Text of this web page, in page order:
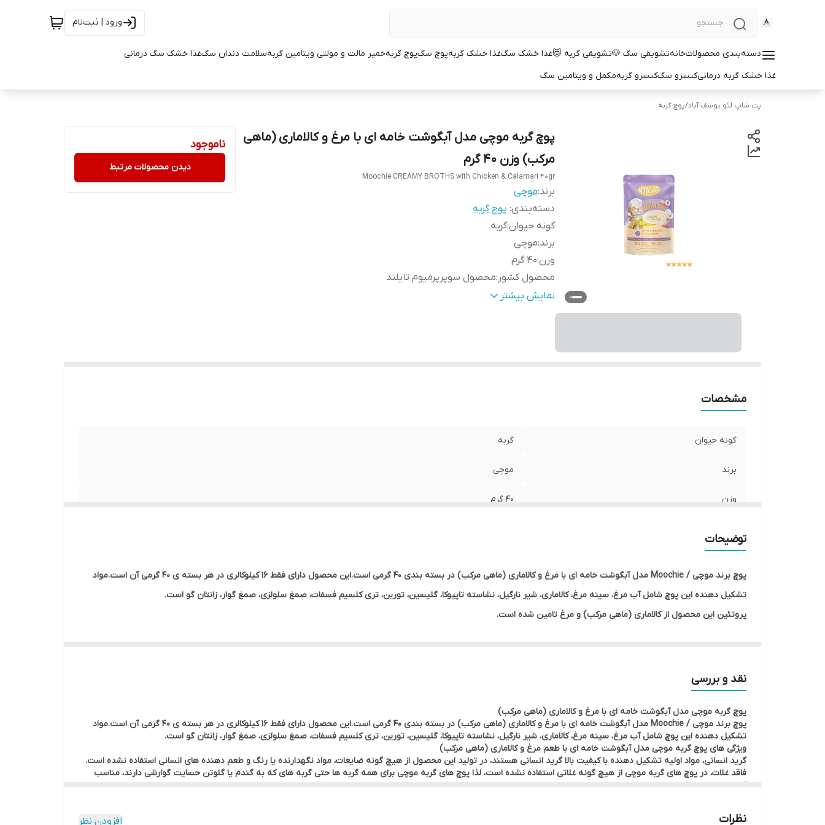
ورود | ثبت‌نام
دسته‌بندی محصولاتخانهتشویقی سگ 🐶تشویقی گربه 😻غذا خشک سگغذا خشک گربهپوچ سگپوچ گربهخمیر مالت و مولتی ویتامین گربهسلامت دندان سگغذا خشک سگ درمانی
غذا خشک گربه درمانیکنسرو سگکنسرو گربهمکمل و ویتامین سگ
پت شاپ لئو یوسف آباد/پوچ گربه
پوچ گربه موچی مدل آبگوشت خامه ای با مرغ و کالاماری (ماهی
مرکب) وزن 40 گرم
Moochie CREAMY BROTHS with Chicken & Calamari 40gr
برند:موچی
دسته‌بندی: پوچ گربه
گونه حیوان:گربه
برند:موچی
وزن:40 گرم
محصول کشور :محصول سوپرپرمیوم تایلند
طعم:مرغ و کالاماری
نمایش بیشتر
ناموجود
دیدن محصولات مرتبط
مشخصات
گونه حیوان گربه
برند موچی
وزن 40 گرم
توضیحات
پوچ برند موچی / Moochie مدل آبگوشت خامه ای با مرغ و کالاماری (ماهی مرکب) در بسته بندی ۴۰ گرمی است.این محصول دارای فقط ۱۶ کیلوکالری در هر بسته ی ۴۰ گرمی آن است.مواد
تشکیل دهنده این پوچ شامل آب مرغ، سینه مرغ، کالاماری، شیر نارگیل، نشاسته تاپیوکا، گلیسین، تورین، تری کلسیم فسفات، صمغ سلولزی، صمغ گوار، زانتان گو است.
پروتئین این محصول از کالاماری (ماهی مرکب) و مرغ تامین شده است.
محصول سوپرپرمیوم تایلند
حاوی شیر نارگیل
نقد و بررسی
پوچ گربه موچی مدل آبگوشت خامه ای با مرغ و کالاماری (ماهی مرکب)
پوچ برند موچی / Moochie مدل آبگوشت خامه ای با مرغ و کالاماری (ماهی مرکب) در بسته بندی ۴۰ گرمی است.این محصول دارای فقط ۱۶ کیلوکالری در هر بسته ی ۴۰ گرمی آن است.مواد
تشکیل دهنده این پوچ شامل آب مرغ، سینه مرغ، کالاماری، شیر نارگیل، نشاسته تاپیوکا، گلیسین، تورین، تری کلسیم فسفات، صمغ سلولزی، صمغ گوار، زانتان گو است.
ویژگی های پوچ گربه موچی مدل آبگوشت خامه ای با طعم مرغ و کالاماری (ماهی مرکب)
گرید انسانی، مواد اولیه تشکیل دهنده با کیفیت بالا گرید انسانی هستند، در تولید این محصول از هیچ گونه ضایعات، مواد نگهدارنده یا رنگ و طعم دهنده های انسانی استفاده نشده است.
فاقد غلات، در پوچ های گربه موچی از هیچ گونه غلاتی استفاده نشده است، لذا پوچ های گربه موچی برای همه گربه ها حتی گربه های که به گندم یا گلوتن حسایت گوارشی دارند، مناسب
است.
است.
نظرات افزودن نظر